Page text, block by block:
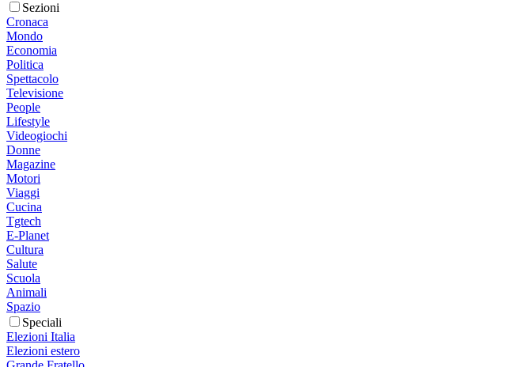
Sezioni
Cronaca
Mondo
Economia
Politica
Spettacolo
Televisione
People
Lifestyle
Videogiochi
Donne
Magazine
Motori
Viaggi
Cucina
Tgtech
E-Planet
Cultura
Salute
Scuola
Animali
Spazio
Speciali
Elezioni Italia
Elezioni estero